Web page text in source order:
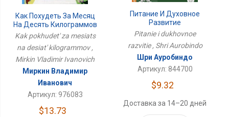
Как Похудеть За Месяц
На Десять Килограммов
Kak pokhudet' za mesiats
na desiat' kilogrammov ,
Mirkin Vladimir Ivanovich
Миркин Владимир
Иванович
Артикул: 976083
$13.73
Питание И Духовное
Развитие
Pitanie i dukhovnoe
razvitie , Shri Aurobindo
Шри Ауробиндо
Артикул: 844700
$9.32
Доставка за 14–20 дней